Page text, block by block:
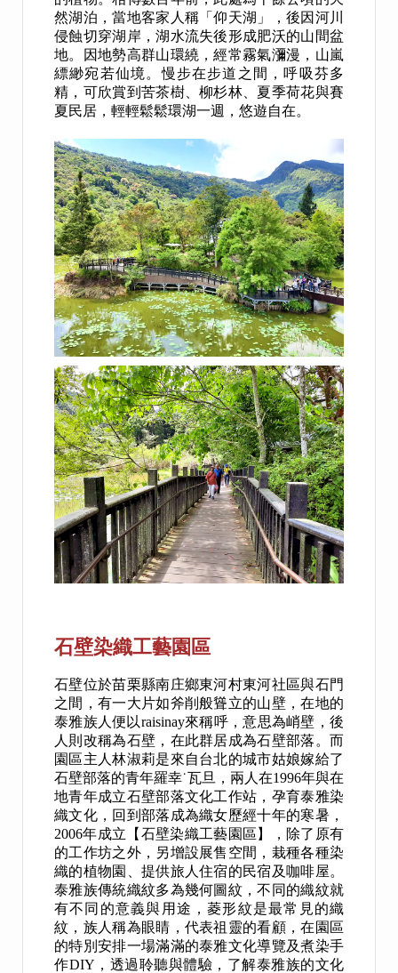
然湖泊，當地客家人稱「仰天湖」，後因河川
侵蝕切穿湖岸，湖水流失後形成肥沃的山間盆
地。因地勢高群山環繞，經常霧氣瀰漫，山嵐
縹緲宛若仙境。慢步在步道之間，呼吸芬多
精，可欣賞到苦茶樹、柳杉林、夏季荷花與賽
夏民居，輕輕鬆鬆環湖一週，悠遊自在。
石壁染織工藝園區
石壁位於苗栗縣南庄鄉東河村東河社區與石門
之間，有一大片如斧削般聳立的山壁，在地的
泰雅族人便以raisinay來稱呼，意思為峭壁，後
人則改稱為石壁，在此群居成為石壁部落。而
園區主人林淑莉是來自台北的城市姑娘嫁給了
石壁部落的青年羅幸˙瓦旦，兩人在1996年與在
地青年成立石壁部落文化工作站，孕育泰雅染
織文化，回到部落成為織女歷經十年的寒暑，
2006年成立【石壁染織工藝園區】，除了原有
的工作坊之外，另增設展售空間，栽種各種染
織的植物園、提供旅人住宿的民宿及咖啡屋。
泰雅族傳統織紋多為幾何圖紋，不同的織紋就
有不同的意義與用途，菱形紋是最常見的織
紋，族人稱為眼睛，代表祖靈的看顧，在園區
的特別安排一場滿滿的泰雅文化導覽及煮染手
作DIY，透過聆聽與體驗，了解泰雅族的文化